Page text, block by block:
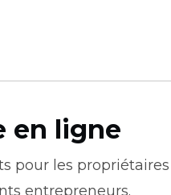
en ligne
pour les
entrepreneurs.